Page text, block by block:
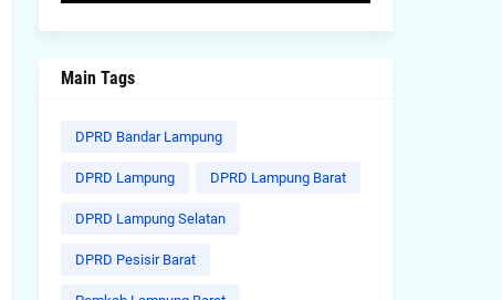
Main Tags
DPRD Bandar Lampung
DPRD Lampung DPRD Lampung Barat
DPRD Lampung Selatan
DPRD Pesisir Barat